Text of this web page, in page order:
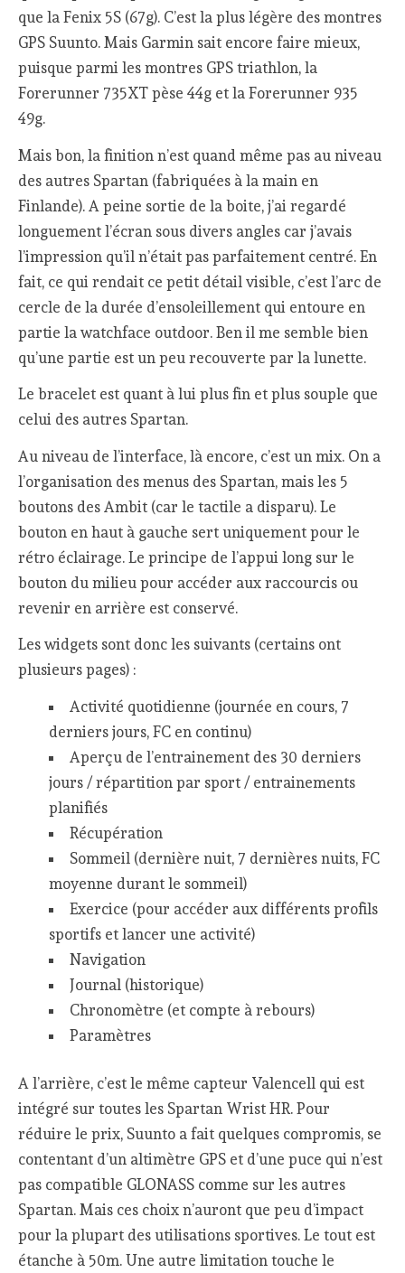
que la Fenix 5S (67g). C’est la plus légère des montres
GPS Suunto. Mais Garmin sait encore faire mieux,
puisque parmi les montres GPS triathlon, la
Forerunner 735XT pèse 44g et la Forerunner 935
49g.
Mais bon, la finition n’est quand même pas au niveau
des autres Spartan (fabriquées à la main en
Finlande). A peine sortie de la boite, j’ai regardé
longuement l’écran sous divers angles car j’avais
l’impression qu’il n’était pas parfaitement centré. En
fait, ce qui rendait ce petit détail visible, c’est l’arc de
cercle de la durée d’ensoleillement qui entoure en
partie la watchface outdoor. Ben il me semble bien
qu’une partie est un peu recouverte par la lunette.
Le bracelet est quant à lui plus fin et plus souple que
celui des autres Spartan.
Au niveau de l’interface, là encore, c’est un mix. On a
l’organisation des menus des Spartan, mais les 5
boutons des Ambit (car le tactile a disparu). Le
bouton en haut à gauche sert uniquement pour le
rétro éclairage. Le principe de l’appui long sur le
bouton du milieu pour accéder aux raccourcis ou
revenir en arrière est conservé.
Les widgets sont donc les suivants (certains ont
plusieurs pages) :
Activité quotidienne (journée en cours, 7
derniers jours, FC en continu)
Aperçu de l’entrainement des 30 derniers
jours / répartition par sport / entrainements
planifiés
Récupération
Sommeil (dernière nuit, 7 dernières nuits, FC
moyenne durant le sommeil)
Exercice (pour accéder aux différents profils
sportifs et lancer une activité)
Navigation
Journal (historique)
Chronomètre (et compte à rebours)
Paramètres
A l’arrière, c’est le même capteur Valencell qui est
intégré sur toutes les Spartan Wrist HR. Pour
réduire le prix, Suunto a fait quelques compromis, se
contentant d’un altimètre GPS et d’une puce qui n’est
pas compatible GLONASS comme sur les autres
Spartan. Mais ces choix n’auront que peu d’impact
pour la plupart des utilisations sportives. Le tout est
étanche à 50m. Une autre limitation touche le